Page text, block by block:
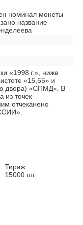
номинал монеты
название
«1998 г.», ниже
«15,55» и
двора) «СПМД». В
из точек
отчеканено
Тираж:
15000 шт.